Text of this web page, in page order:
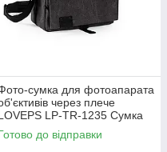
сумка для фотоапарата
через плече
LP-TR-1235 Сумка
фототехніки із захистом
ударівдо відправки